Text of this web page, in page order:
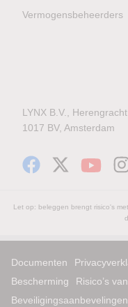
Vermogensbeheerders
LYNX B.V.,
1017 BV, Amsterdam
Let op: beleggen brengt risico's
Documenten
Bescherming
Risico’s
Beveiligingsaanbevelingen